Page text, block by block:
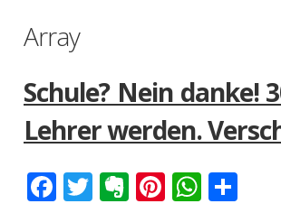
Array
Schule? Nein
Lehrer werden.
Facebook
Twitter
Evernote
Pinterest